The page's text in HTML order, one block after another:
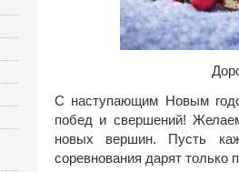
С наступающим Новым
побед и свершений!
новых вершин. Пусть
соревнования дарят